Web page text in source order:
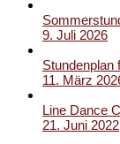
9. Juli 2026
Stundenplan
11. März
Line Dance
21. Juni 2022